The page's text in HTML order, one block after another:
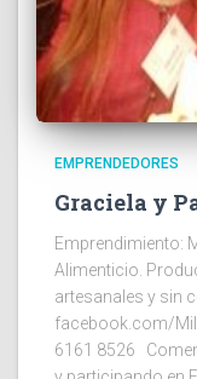
EMPRENDEDORES
Graciela y
Emprendimiento:
Alimenticio.
artesanales y sin
facebook.com/
6161 8526